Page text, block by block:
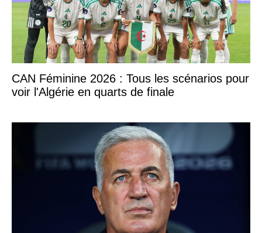
CAN Féminine 2026 : Tous les scénarios pour
voir l'Algérie en quarts de finale